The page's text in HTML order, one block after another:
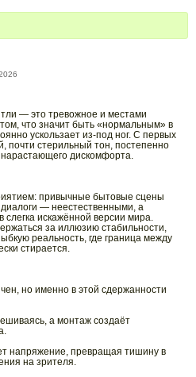
— это тревожное и местами
что значит быть «нормальным» в
ускользает из-под ног. С первых
почти стерильный тон, постепенно
дискомфорта.
привычные бытовые сцены
— неестественными, а
искажённой версии мира.
за иллюзию стабильности,
реальность, где граница между
стирается.
но именно в этой сдержанности
а монтаж создаёт
напряжение, превращая тишину в
на зрителя.